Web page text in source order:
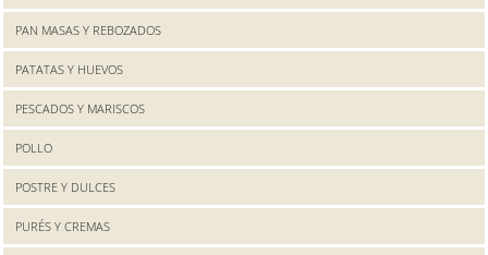
PAN MASAS Y REBOZADOS
PATATAS Y HUEVOS
PESCADOS Y MARISCOS
POLLO
POSTRE Y DULCES
PURÉS Y CREMAS